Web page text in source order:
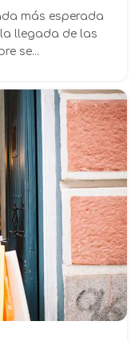
más esperada
llegada de las
se...